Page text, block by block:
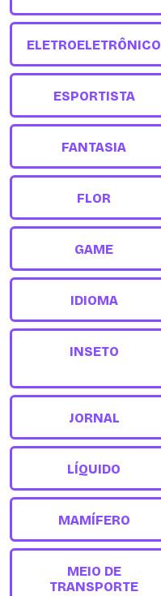
ELETROELETRÔNICO
ESPORTISTA
FANTASIA
FLOR
GAME
IDIOMA
INSETO
JORNAL
LÍQUIDO
MAMÍFERO
MEIO DE
TRANSPORTE